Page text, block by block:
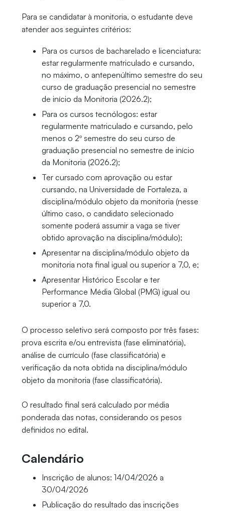
Para se candidatar à monitoria, o estudante deve
atender aos seguintes critérios:
Para os cursos de bacharelado e licenciatura:
estar regularmente matriculado e cursando,
no máximo, o antepenúltimo semestre do seu
curso de graduação presencial no semestre
de início da Monitoria (2026.2);
Para os cursos tecnólogos: estar
regularmente matriculado e cursando, pelo
menos o 2º semestre do seu curso de
graduação presencial no semestre de início
da Monitoria (2026.2);
Ter cursado com aprovação ou estar
cursando, na Universidade de Fortaleza, a
disciplina/módulo objeto da monitoria (nesse
último caso, o candidato selecionado
somente poderá assumir a vaga se tiver
obtido aprovação na disciplina/módulo);
Apresentar na disciplina/módulo objeto da
monitoria nota final igual ou superior a 7,0, e;
Apresentar Histórico Escolar e ter
Performance Média Global (PMG) igual ou
superior a 7,0.
O processo seletivo será composto por três fases:
prova escrita e/ou entrevista (fase eliminatória),
análise de currículo (fase classificatória) e
verificação da nota obtida na disciplina/módulo
objeto da monitoria (fase classificatória).
O resultado final será calculado por média
ponderada das notas, considerando os pesos
definidos no edital.
Calendário
Inscrição de alunos: 14/04/2026 a
30/04/2026
Publicação do resultado das inscrições